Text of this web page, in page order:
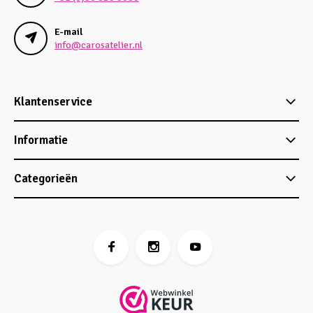
E-mail
info@carosatelier.nl
Klantenservice
Informatie
Categorieën